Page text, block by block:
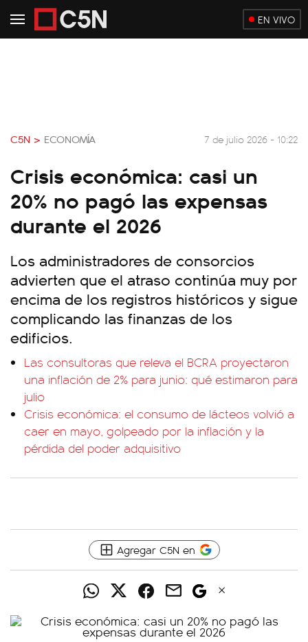
EN VIVO
C5N > ECONOMÍA 7 de julio 2026 - 10:22
Crisis económica: casi un
20% no pagó las expensas
durante el 2026
Los administradores de consorcios
advierten que el atraso continúa muy por
encima de los registros históricos y sigue
complicando las finanzas de los
edificios.
Las consultoras que releva el BCRA proyectaron
una inflación de 2% para junio: qué estimaron para
julio
Crisis económica: el consumo de lácteos volvió a
caer en mayo, golpeado por la inflación y la
pérdida del poder adquisitivo
Agregar C5N en